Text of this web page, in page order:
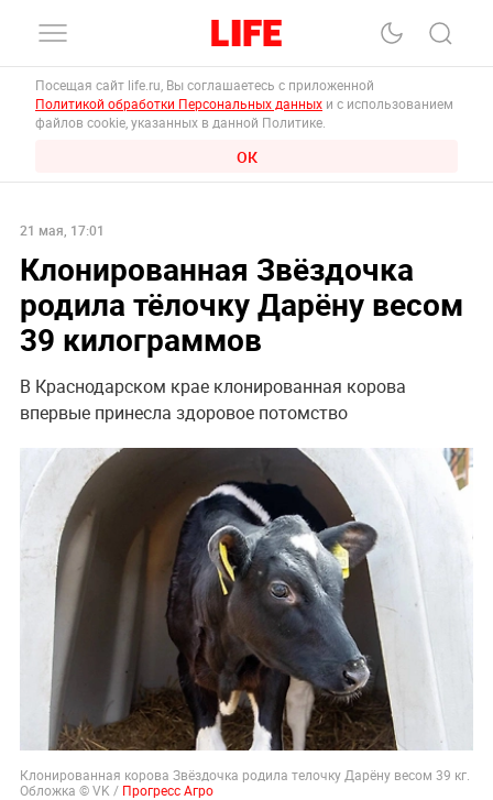
Посещая сайт life.ru, Вы соглашаетесь с приложенной
Политикой обработки Персональных данных и с использованием
файлов cookie, указанных в данной Политике.
ОК
21 мая, 17:01
Клонированная Звёздочка
родила тёлочку Дарёну весом
39 килограммов
В Краснодарском крае клонированная корова
впервые принесла здоровое потомство
Клонированная корова Звёздочка родила телочку Дарёну весом 39 кг.
Обложка © VK / Прогресс Агро